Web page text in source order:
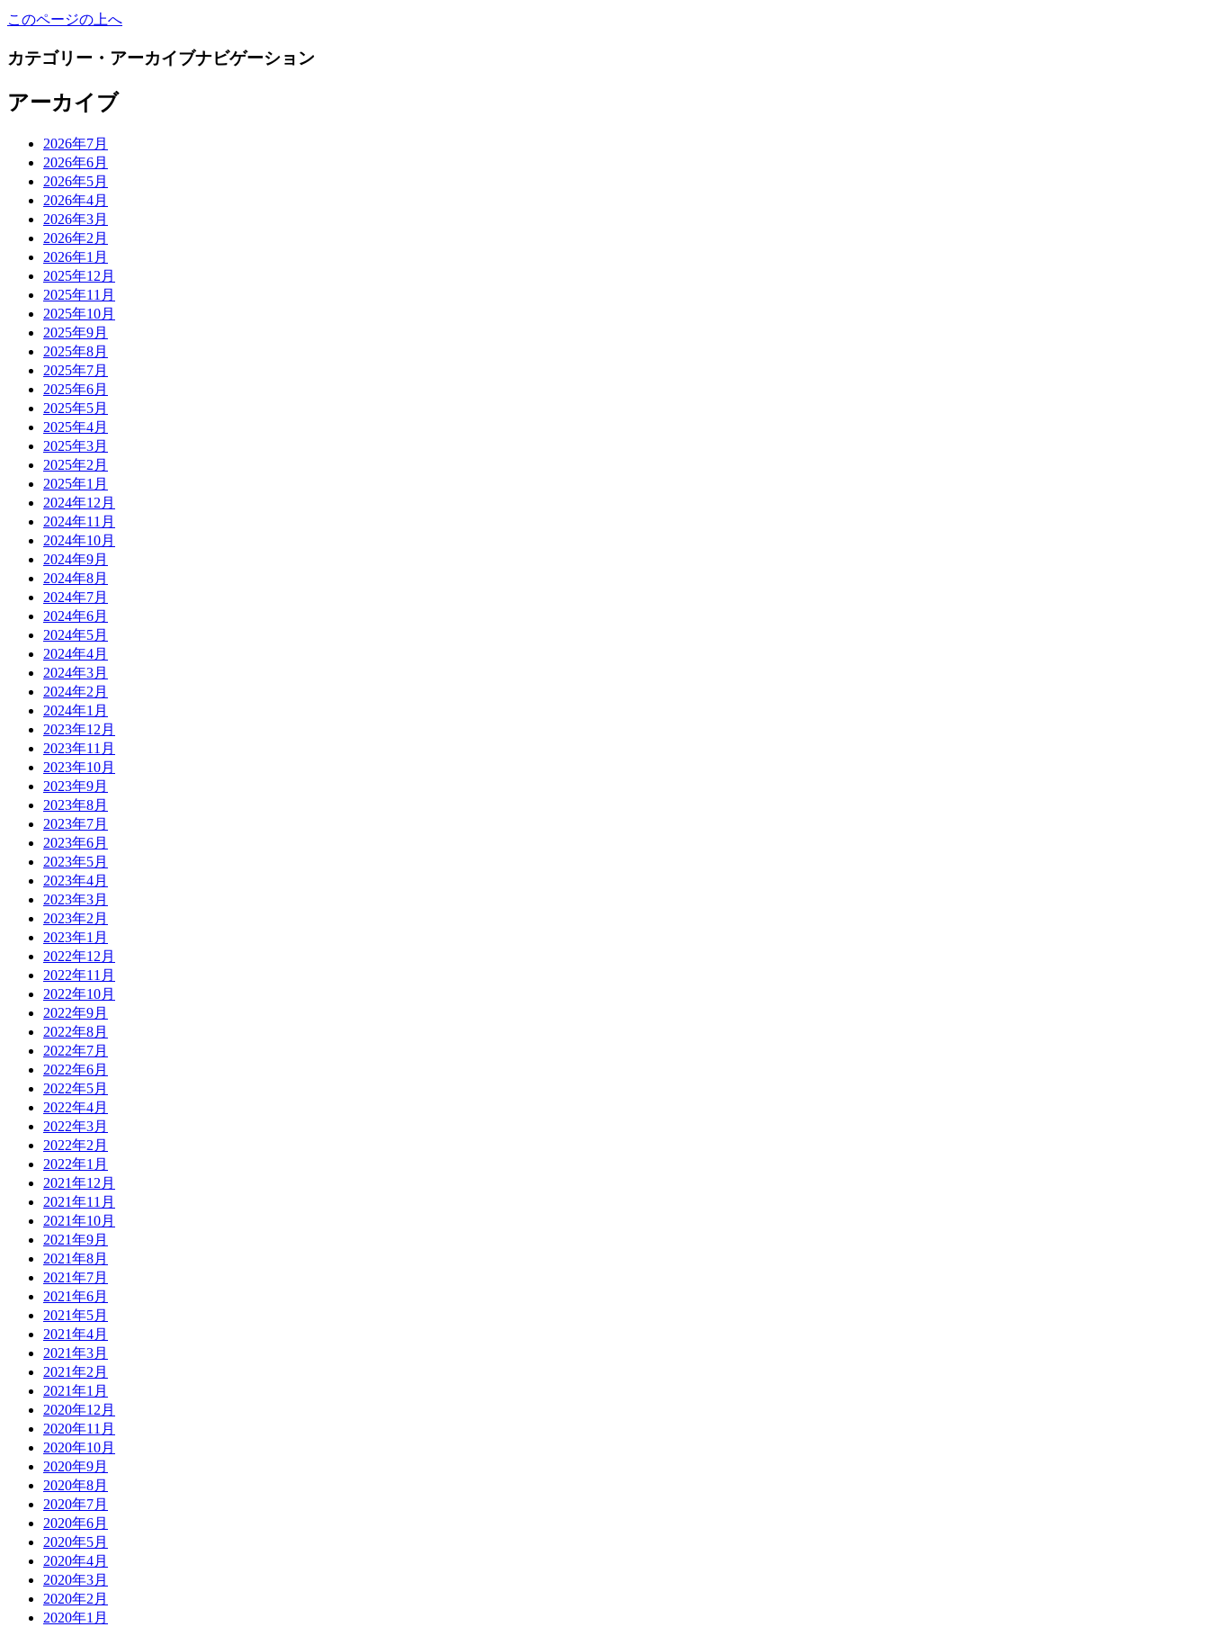
このページの上へ
カテゴリー・アーカイブナビゲーション
アーカイブ
2026年7月
2026年6月
2026年5月
2026年4月
2026年3月
2026年2月
2026年1月
2025年12月
2025年11月
2025年10月
2025年9月
2025年8月
2025年7月
2025年6月
2025年5月
2025年4月
2025年3月
2025年2月
2025年1月
2024年12月
2024年11月
2024年10月
2024年9月
2024年8月
2024年7月
2024年6月
2024年5月
2024年4月
2024年3月
2024年2月
2024年1月
2023年12月
2023年11月
2023年10月
2023年9月
2023年8月
2023年7月
2023年6月
2023年5月
2023年4月
2023年3月
2023年2月
2023年1月
2022年12月
2022年11月
2022年10月
2022年9月
2022年8月
2022年7月
2022年6月
2022年5月
2022年4月
2022年3月
2022年2月
2022年1月
2021年12月
2021年11月
2021年10月
2021年9月
2021年8月
2021年7月
2021年6月
2021年5月
2021年4月
2021年3月
2021年2月
2021年1月
2020年12月
2020年11月
2020年10月
2020年9月
2020年8月
2020年7月
2020年6月
2020年5月
2020年4月
2020年3月
2020年2月
2020年1月